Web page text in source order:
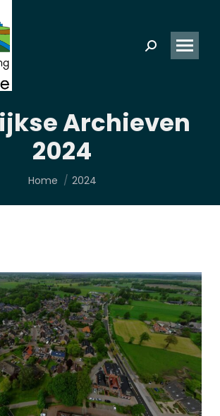
Zoeken:
Archieven
2024
Je bent hier:
Home 2024